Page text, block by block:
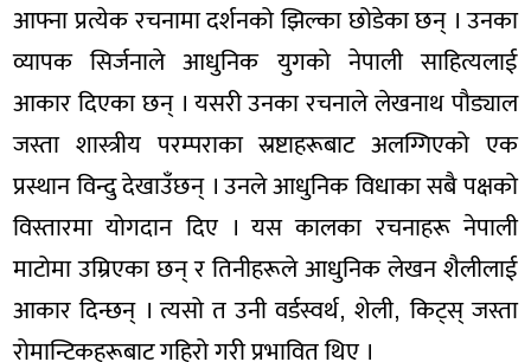
आफ्ना प्रत्येक रचनामा दर्शनको झिल्का छोडेका छन् । उनका
व्यापक सिर्जनाले आधुनिक युगको नेपाली साहित्यलाई
आकार दिएका छन् । यसरी उनका रचनाले लेखनाथ पौड्याल
जस्ता शास्त्रीय परम्पराका स्रष्टाहरूबाट अलग्गिएको एक
प्रस्थान विन्दु देखाउँछन् । उनले आधुनिक विधाका सबै पक्षको
विस्तारमा योगदान दिए । यस कालका रचनाहरू नेपाली
माटोमा उम्रिएका छन् र तिनीहरूले आधुनिक लेखन शैलीलाई
आकार दिन्छन् । त्यसो त उनी वर्डस्वर्थ, शेली, किट्स् जस्ता
रोमान्टिकहरूबाट गहिरो गरी प्रभावित थिए ।